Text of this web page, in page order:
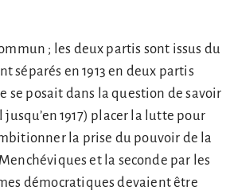
; les deux partis sont issus du
séparés en 1913 en deux partis
posait dans la question de savoir
1917) placer la lutte pour
la prise du pouvoir de la
et la seconde par les
démocratiques devaient être